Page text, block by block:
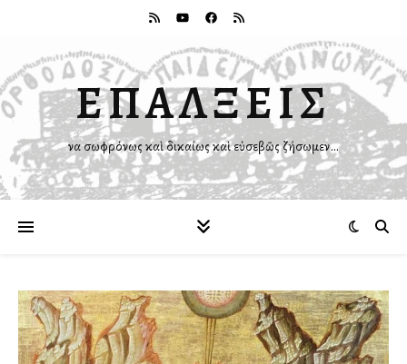
ΕΠΑΛΞΕΙΣ
Ἵνα σωφρόνως καὶ δικαίως καὶ εὐσεβῶς ζήσωμεν…